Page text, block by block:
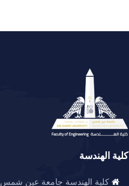
كلية الهندسة
كلية الهندسة جامعة عين شمس